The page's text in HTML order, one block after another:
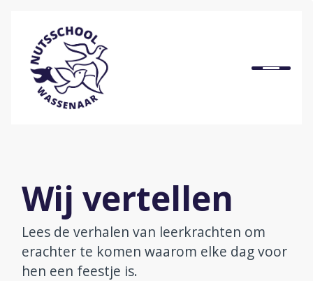
Home
Ons onderwijs
Praktische informatie
Onze organisatie
Wij vertellen
Lees de verhalen van leerkrachten om
erachter te komen waarom elke dag voor
hen een feestje is.